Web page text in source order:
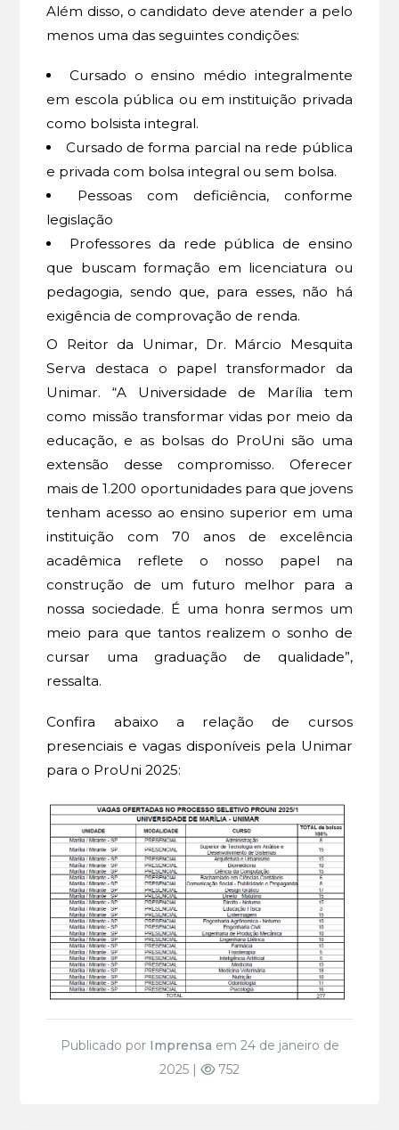
Além disso, o candidato deve atender a pelo
menos uma das seguintes condições:
Cursado o ensino médio integralmente
em escola pública ou em instituição privada
como bolsista integral.
Cursado de forma parcial na rede pública
e privada com bolsa integral ou sem bolsa.
Pessoas com deficiência, conforme
legislação
Professores da rede pública de ensino
que buscam formação em licenciatura ou
pedagogia, sendo que, para esses, não há
exigência de comprovação de renda.
O Reitor da Unimar, Dr. Márcio Mesquita
Serva destaca o papel transformador da
Unimar. “A Universidade de Marília tem
como missão transformar vidas por meio da
educação, e as bolsas do ProUni são uma
extensão desse compromisso. Oferecer
mais de 1.200 oportunidades para que jovens
tenham acesso ao ensino superior em uma
instituição com 70 anos de excelência
acadêmica reflete o nosso papel na
construção de um futuro melhor para a
nossa sociedade. É uma honra sermos um
meio para que tantos realizem o sonho de
cursar uma graduação de qualidade”,
ressalta.
Confira abaixo a relação de cursos
presenciais e vagas disponíveis pela Unimar
para o ProUni 2025:
Publicado por Imprensa em 24 de janeiro de
2025 |
752